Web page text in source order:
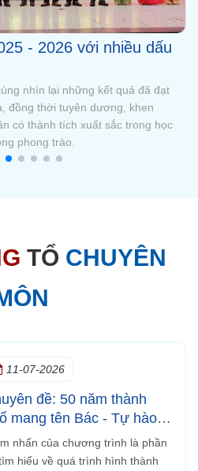
Đường lên đỉnh
3
và THPT Ngô Thời Nhiệm đã
lên đỉnh Olympia cấp trường mùa
dẫn, em Trương Cao Nhật Long
trở thành Quán quân Đường lên
TỔ CHUYÊN
11-07-2026
đề: 50 năm thành
mang tên Bác - Tự hào
thống, vững bước
lai
nhấn của chương trình là phần
hiểu về quá trình hình thành